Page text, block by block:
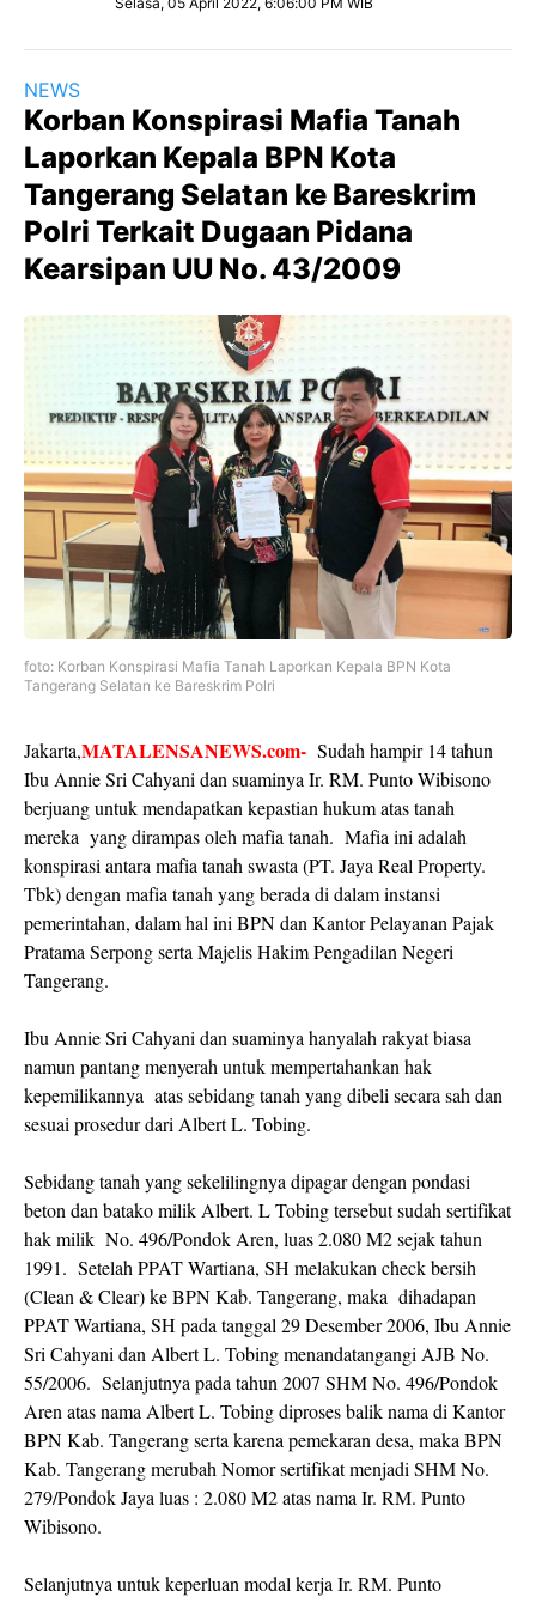
NEWS
Korban Konspirasi Mafia Tanah
Laporkan Kepala BPN Kota
Tangerang Selatan ke Bareskrim
Polri Terkait Dugaan Pidana
Kearsipan UU No. 43/2009
foto: Korban Konspirasi Mafia Tanah Laporkan Kepala BPN Kota
Tangerang Selatan ke Bareskrim Polri
Jakarta,MATALENSANEWS.com- Sudah hampir 14 tahun
Ibu Annie Sri Cahyani dan suaminya Ir. RM. Punto Wibisono
berjuang untuk mendapatkan kepastian hukum atas tanah
mereka yang dirampas oleh mafia tanah. Mafia ini adalah
konspirasi antara mafia tanah swasta (PT. Jaya Real Property.
Tbk) dengan mafia tanah yang berada di dalam instansi
pemerintahan, dalam hal ini BPN dan Kantor Pelayanan Pajak
Pratama Serpong serta Majelis Hakim Pengadilan Negeri
Tangerang.
Ibu Annie Sri Cahyani dan suaminya hanyalah rakyat biasa
namun pantang menyerah untuk mempertahankan hak
kepemilikannya atas sebidang tanah yang dibeli secara sah dan
sesuai prosedur dari Albert L. Tobing.
Sebidang tanah yang sekelilingnya dipagar dengan pondasi
beton dan batako milik Albert. L Tobing tersebut sudah sertifikat
hak milik No. 496/Pondok Aren, luas 2.080 M2 sejak tahun
1991. Setelah PPAT Wartiana, SH melakukan check bersih
(Clean & Clear) ke BPN Kab. Tangerang, maka dihadapan
PPAT Wartiana, SH pada tanggal 29 Desember 2006, Ibu Annie
Sri Cahyani dan Albert L. Tobing menandatangangi AJB No.
55/2006. Selanjutnya pada tahun 2007 SHM No. 496/Pondok
Aren atas nama Albert L. Tobing diproses balik nama di Kantor
BPN Kab. Tangerang serta karena pemekaran desa, maka BPN
Kab. Tangerang merubah Nomor sertifikat menjadi SHM No.
279/Pondok Jaya luas : 2.080 M2 atas nama Ir. RM. Punto
Wibisono.
Selanjutnya untuk keperluan modal kerja Ir. RM. Punto